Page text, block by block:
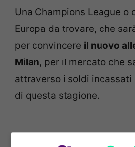
Una Champions League o
Europa da trovare, che
per convincere il nuovo
Milan, per il mercato che
attraverso i soldi incassati
di questa stagione.